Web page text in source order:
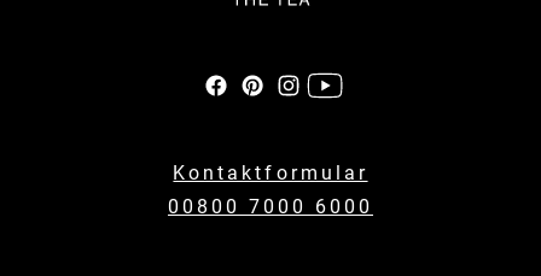
Kontaktformular
00800 7000 6000